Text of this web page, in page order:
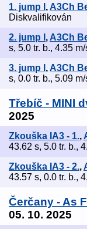
1. jump I ,A3Ch
Diskvalifikován
2. jump I , A3Ch
s, 5.0 tr. b., 4.35 m/
3. jump I ,A3Ch
s, 0.0 tr. b., 5.09 m/
Třebíč - MINI
2025
Zkouška IA3 - 1.,
43.62 s, 5.0 tr. b.,
Zkouška IA3 - 2.,
43.57 s, 0.0 tr. b.,
Čerčany - As
05. 10. 2025